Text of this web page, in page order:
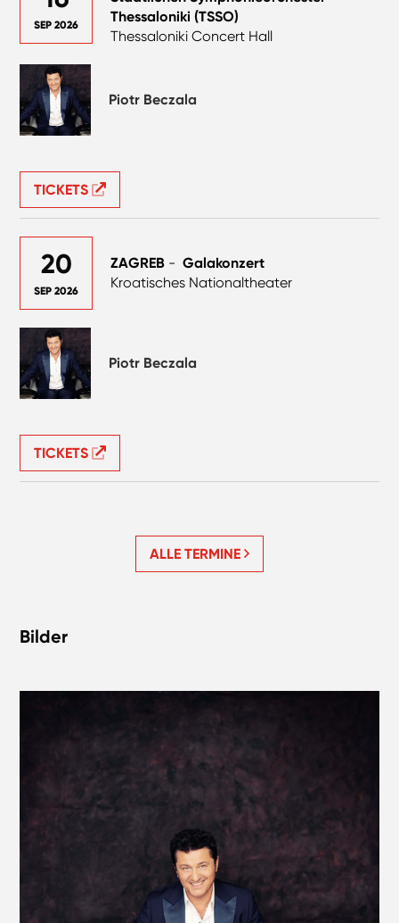
SEP 2026
Thessaloniki (TSSO)
Thessaloniki Concert Hall
Piotr Beczala
TICKETS
20
SEP 2026
ZAGREB -Galakonzert
Kroatisches Nationaltheater
Piotr Beczala
TICKETS
ALLE TERMINE
Bilder